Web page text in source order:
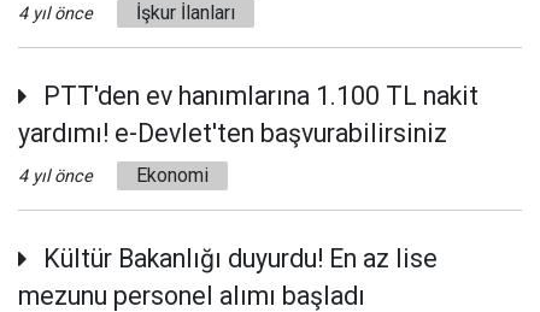
4 yıl önce İşkur İlanları
PTT'den ev hanımlarına 1.100 TL nakit
yardımı! e-Devlet'ten başvurabilirsiniz
4 yıl önce Ekonomi
Kültür Bakanlığı duyurdu! En az lise
mezunu personel alımı başladı